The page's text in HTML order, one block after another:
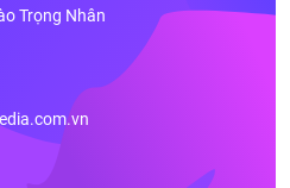
Trọng Nhân